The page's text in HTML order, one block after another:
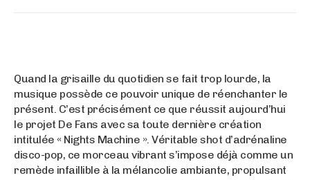
Quand la grisaille du quotidien se fait trop lourde, la
musique possède ce pouvoir unique de réenchanter le
présent. C’est précisément ce que réussit aujourd’hui
le projet De Fans avec sa toute dernière création
intitulée « Nights Machine ». Véritable shot d’adrénaline
disco-pop, ce morceau vibrant s’impose déjà comme un
remède infaillible à la mélancolie ambiante, propulsant